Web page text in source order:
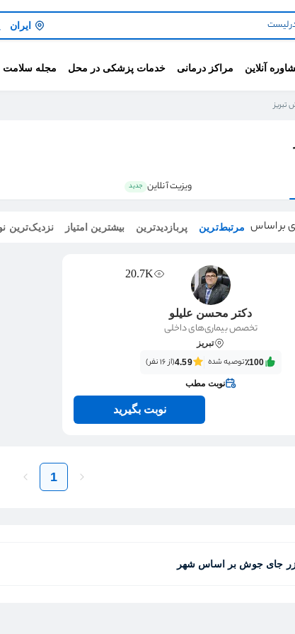
ایران
آنلاین مراکز درمانی خدمات پزشکی در محل مجله سلامت
تبریز
ویزیت آنلاین جدید
بر اساس مرتبط‌ترین پربازدیدترین بیشترین امتیاز نزدیک‌ترین
20.7K
دکتر محسن علیلو
تخصص بیماری‌های داخلی
تبریز
٪100‌‌‌توصیه شده 4.59(از 16 نفر)
نوبت مطب
نوبت بگیرید
1
جای جوش بر اساس شهر